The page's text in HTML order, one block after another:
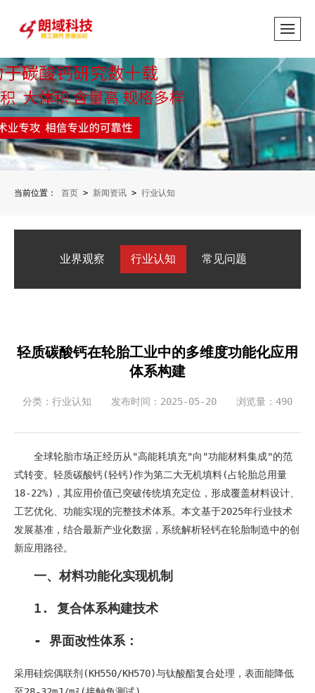
当前位置： 首页 > 新闻资讯 > 行业认知
业界观察 行业认知 常见问题
轻质碳酸钙在轮胎工业中的多维度功能化应用
体系构建
分类：行业认知 发布时间：2025-05-20 浏览量：490
全球轮胎市场正经历从"高能耗填充"向"功能材料集成"的范
式转变。轻质碳酸钙(轻钙)作为第二大无机填料(占轮胎总用量
18-22%)，其应用价值已突破传统填充定位，形成覆盖材料设计、
工艺优化、功能实现的完整技术体系。本文基于2025年行业技术
发展基准，结合最新产业化数据，系统解析轻钙在轮胎制造中的创
新应用路径。
一、材料功能化实现机制
1. 复合体系构建技术
- 界面改性体系：
采用硅烷偶联剂(KH550/KH570)与钛酸酯复合处理，表面能降低